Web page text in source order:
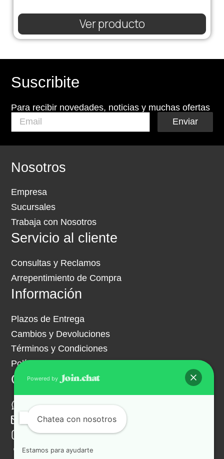
Ver producto
Suscribite
Para recibir novedades, noticias y muchas ofertas
Enviar
Nosotros
Empresa
Sucursales
Trabaja con Nosotros
Servicio al cliente
Consultas y Reclamos
Arrepentimiento de Compra
Información
Plazos de Entrega
Cambios y Devoluciones
Términos y Condiciones
Política de Privacidad
Contacto
+54 261 341 9703
ventas@hipermuebles.com.ar
Instagram
Facebook
Powered by
Chatea con nosotros
Estamos para ayudarte